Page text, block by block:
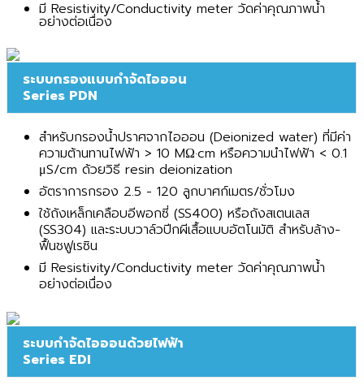
มี Resistivity/Conductivity meter วัดค่าคุณภาพน้ำ
อย่างต่อเนื่อง
ระบบกรองแบบกำจัดไอออน
Series PDN
สำหรับกรองน้ำปราศจากไอออน (Deionized water) ที่มีค่า
ความต้านทานไฟฟ้า > 10 MΩ·cm หรือความนำไฟฟ้า < 0.1
μS/cm ด้วยวิธี resin deionization
อัตราการกรอง 2.5 - 120 ลูกบาศก์เมตร/ชั่วโมง
ใช้ถังเหล็กเคลือบอีพอกซี่ (SS400) หรือถังสเตนเลส
(SS304) และระบบวาล์วปีกผีเสื้อแบบอัตโนมัติ สำหรับล้าง-
ฟื้นชฟูเรซิน
มี Resistivity/Conductivity meter วัดค่าคุณภาพน้ำ
อย่างต่อเนื่อง
ระบบกำจัดไอออนด้วยไฟฟ้า
Series EDI